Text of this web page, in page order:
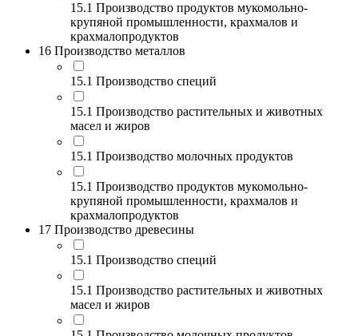
15.1 Производство продуктов мукомольно-
крупяной промышленности, крахмалов и
крахмалопродуктов
16 Производство металлов
15.1 Производство специй
15.1 Производство растительных и животных
масел и жиров
15.1 Производство молочных продуктов
15.1 Производство продуктов мукомольно-
крупяной промышленности, крахмалов и
крахмалопродуктов
17 Производство древесины
15.1 Производство специй
15.1 Производство растительных и животных
масел и жиров